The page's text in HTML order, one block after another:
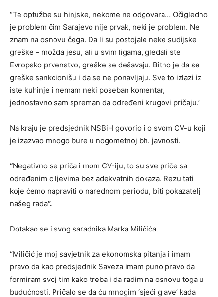
“Te optužbe su hinjske, nekome ne odgovara… Očigledno
je problem čim Sarajevo nije prvak, neki je problem. Ne
znam na osnovu čega. Da li su postojale neke sudijske
greške – možda jesu, ali u svim ligama, gledali ste
Evropsko prvenstvo, greške se dešavaju. Bitno je da se
greške sankcionišu i da se ne ponavljaju. Sve to izlazi iz
iste kuhinje i nemam neki poseban komentar,
jednostavno sam spreman da određeni krugovi pričaju.”
Na kraju je predsjednik NSBiH govorio i o svom CV-u koji
je izazvao mnogo bure u nogometnoj bh. javnosti.
“Negativno se priča i mom CV-iju, to su sve priče sa
određenim ciljevima bez adekvatnih dokaza. Rezultati
koje ćemo napraviti o narednom periodu, biti pokazatelj
našeg rada”.
Dotakao se i svog saradnika Marka Miličića.
“Miličić je moj savjetnik za ekonomska pitanja i imam
pravo da kao predsjednik Saveza imam puno pravo da
formiram svoj tim kako treba i da radim na osnovu toga u
budućnosti. Pričalo se da ću mnogim ‘sjeći glave’ kada